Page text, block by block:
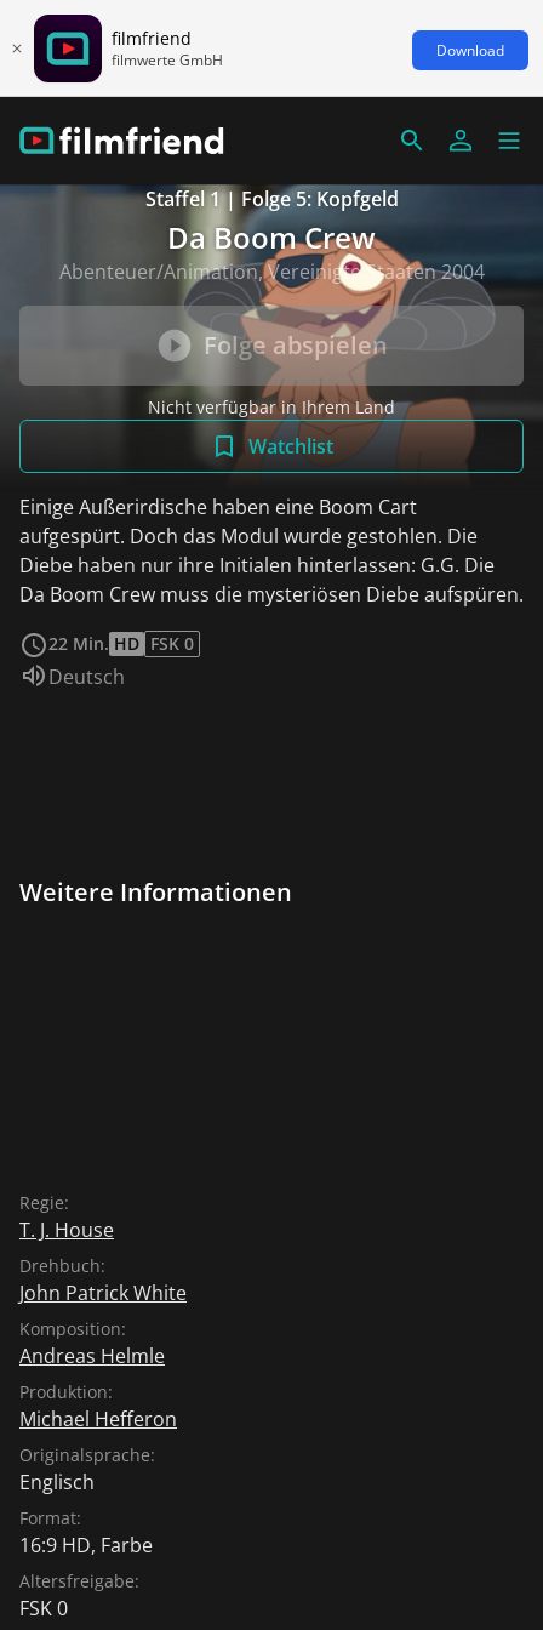
filmfriend
filmwerte GmbH Download
Staffel 1 | Folge 5: Kopfgeld
Da Boom Crew
Abenteuer/Animation, Vereinigte Staaten 2004
Folge abspielen
Nicht verfügbar in Ihrem Land
Watchlist
Einige Außerirdische haben eine Boom Cart
aufgespürt. Doch das Modul wurde gestohlen. Die
Diebe haben nur ihre Initialen hinterlassen: G.G. Die
Da Boom Crew muss die mysteriösen Diebe aufspüren.
22 Min. HD FSK 0
Sprache:
Deutsch
Weitere Informationen
Regie:
T. J. House
Drehbuch:
John Patrick White
Komposition:
Andreas Helmle
Produktion:
Michael Hefferon
Originalsprache:
Englisch
Format:
16:9 HD, Farbe
Altersfreigabe:
FSK 0